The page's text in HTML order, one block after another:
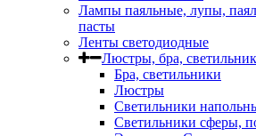
Лампы паяльные, лупы,
пасты
Ленты светодиодные
Люстры, бра,
Бра, светильники
Люстры
Светильники
Светильники сферы,